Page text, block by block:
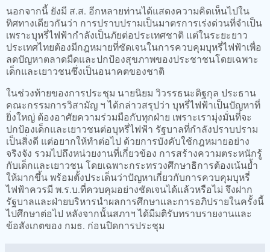
นอกจากนี้ ยังมี ส.ส. อีกหลายท่านได้แสดงความคิดเห็นไปใน
ทิศทางเดียวกันว่า การปราบปรามเป็นมาตรการเร่งด่วนที่จำเป็น
เพราะบุหรี่ไฟฟ้ากำลังเป็นภัยต่อประเทศชาติ แต่ในระยะยาว
ประเทศไทยต้องมีกฎหมายที่ชัดเจนในการควบคุมบุหรี่ไฟฟ้าเพื่อ
ลดปัญหาตลาดมืดและปกป้องสุขภาพของประชาชนโดยเฉพาะ
เด็กและเยาวชนซึ่งเป็นอนาคตของชาติ
ในช่วงท้ายของการประชุม นายนิยม วิวรรธนะดิฐกุล ประธาน
คณะกรรมการวิสามัญ ฯ ได้กล่าวสรุปว่า บุหรี่ไฟฟ้าเป็นปัญหาที่
ยิ่งใหญ่ ต้องอาศัยความร่วมมือกับทุกฝ่าย เพราะเรามุ่งมั่นที่จะ
ปกป้องเด็กและเยาวชนต่อบุหรี่ไฟฟ้า รัฐบาลที่กำลังปราบปราม
เป็นสิ่งดี แต่อยากให้ทำต่อไป ด้วยการบังคับใช้กฎหมายอย่าง
จริงจัง รวมไปถึงหน่วยงานที่เกี่ยวข้อง การสร้างความตระหนักรู้
กับเด็กและเยาวชน โดยเฉพาะกระทรวงศึกษาธิการต้องเน้นย้ำ
ให้มากขึ้น พร้อมตั้งประเด็นว่าปัญหาเกี่ยวกับการควบคุมบุหรี่
ไฟฟ้าควรมี พ.ร.บ.ที่ควบคุมอย่างชัดเจนได้แล้วหรือไม่ จึงฝาก
รัฐบาลและฝ่ายบริหารนำผลการศึกษาและการอภิปรายในครั้งนี้
ไปศึกษาต่อไป หลังจากนั้นสภาฯ ได้มีมติรับทราบรายงานและ
ข้อสังเกตของ กมธ. ก่อนปิดการประชุม